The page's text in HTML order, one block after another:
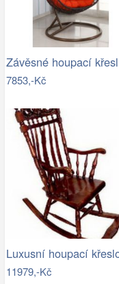
7853,-Kč
11979,-Kč